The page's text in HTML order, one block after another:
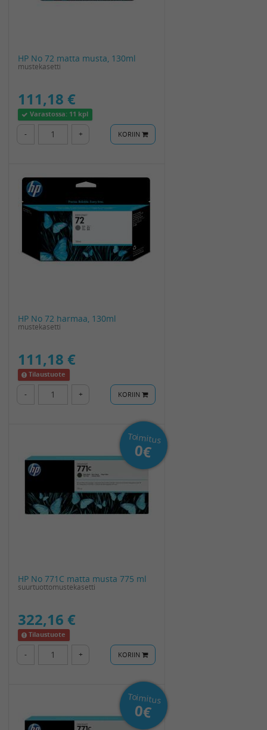
HP No 72 matta musta, 130ml
mustekasetti
111,18 €
Varastossa: 11 kpl
- + KORIIN
HP No 72 harmaa, 130ml
mustekasetti
111,18 €
Tilaustuote
- + KORIIN
Toimitus
0€
HP No 771C matta musta 775 ml
suurtuottomustekasetti
322,16 €
Tilaustuote
- + KORIIN
Toimitus
0€